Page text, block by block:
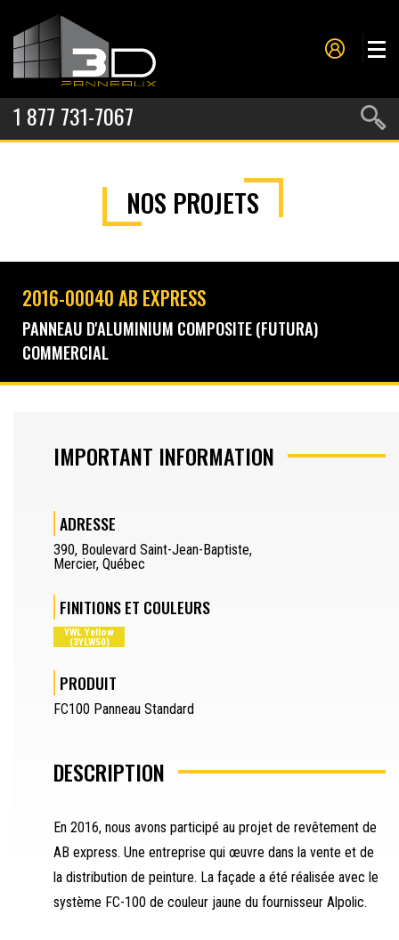
1 877 731-7067
NOS SERVICES
À PROPOS
CONTACT
DÉCOUPE D’EXTRUSION
JOURNALIER
OPÉRATEUR DE PRESSE-PLIEUSE
SEPARATOR
DEMANDER UN DEVIS
DEMANDE D’ÉCHANTILLON
SEPARATOR
NOS PROJETS
2016-00040 AB EXPRESS
PANNEAU D'ALUMINIUM COMPOSITE (FUTURA)
COMMERCIAL
IMPORTANT INFORMATION
ADRESSE
390, Boulevard Saint-Jean-Baptiste,
Mercier, Québec
FINITIONS ET COULEURS
YWL Yellow
(3YLW50)
PRODUIT
FC100 Panneau Standard
DESCRIPTION
En 2016, nous avons participé au projet de revêtement de
AB express. Une entreprise qui œuvre dans la vente et de
la distribution de peinture. La façade a été réalisée avec le
système FC-100 de couleur jaune du fournisseur Alpolic.